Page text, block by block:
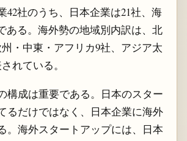
42社のうち、日本企業は21社、海
ある。海外勢の地域別内訳は、北
・中東・アフリカ9社、アジア太
れている。
構成は重要である。日本のスター
るだけではなく、日本企業に海外
。海外スタートアップには、日本